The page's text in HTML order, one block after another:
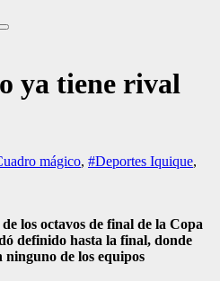
ya tiene rival
mágico, #Deportes Iquique,
los octavos de final de la Copa
definido hasta la final, donde
ninguno de los equipos